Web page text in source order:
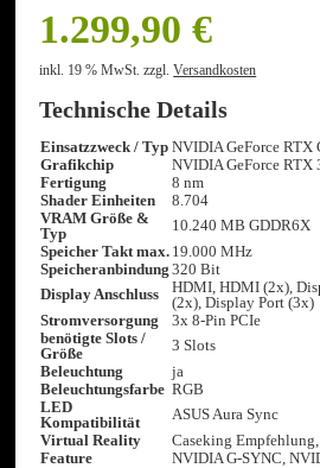
1.299,90€
inkl. 19 % MwSt. zzgl. Versandkosten
Technische Details
Einsatzzweck / Typ NVIDIA GeForce RTX
Grafikchip
NVIDIA GeForce RTX
Fertigung
8 nm
Shader Einheiten
8.704
VRAM Größe &
Typ
10.240 MB GDDR6X
Speicher Takt max. 19.000 MHz
Speicheranbindung 320 Bit
Display Anschluss
HDMI, HDMI (2x),
(2x), Display Port (3x)
Stromversorgung
3x 8-Pin PCIe
benötigte Slots /
Größe
3 Slots
Beleuchtung
ja
Beleuchtungsfarbe RGB
LED
Kompatibilität
ASUS Aura Sync
Virtual Reality
Caseking
Feature
NVIDIA G-SYNC,